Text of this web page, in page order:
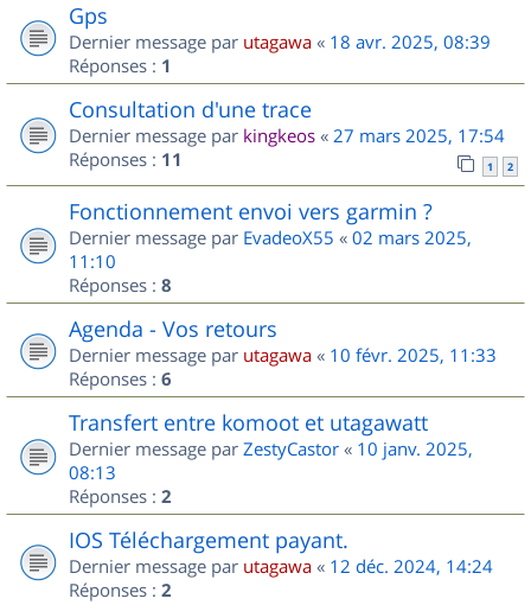
Gps
Dernier message par utagawa « 18 avr. 2025, 08:39
Réponses : 1
Consultation d'une trace
Dernier message par kingkeos « 27 mars 2025, 17:54
Réponses : 11 1 2
Fonctionnement envoi vers garmin ?
Dernier message par EvadeoX55 « 02 mars 2025,
11:10
Réponses : 8
Agenda - Vos retours
Dernier message par utagawa « 10 févr. 2025, 11:33
Réponses : 6
Transfert entre komoot et utagawatt
Dernier message par ZestyCastor « 10 janv. 2025,
08:13
Réponses : 2
IOS Téléchargement payant.
Dernier message par utagawa « 12 déc. 2024, 14:24
Réponses : 2